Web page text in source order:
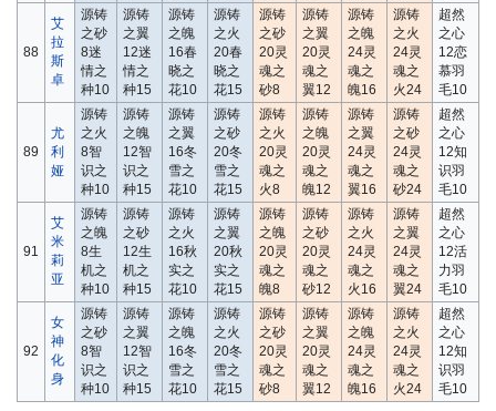
88
艾
拉
斯
卓
源铸
之砂
8迷
情之
种10
源铸
之翼
12迷
情之
种15
源铸
之魄
16春
晓之
花10
源铸
之火
20春
晓之
花15
源铸
之砂
20灵
魂之
砂8
源铸
之翼
20灵
魂之
翼12
源铸
之魄
24灵
魂之
魄16
源铸
之火
24灵
魂之
火24
超然
之心
12恋
慕羽
毛10
89
尤
利
娅
源铸
之火
8智
识之
种10
源铸
之魄
12智
识之
种15
源铸
之翼
16冬
雪之
花10
源铸
之砂
20冬
雪之
花15
源铸
之火
20灵
魂之
火8
源铸
之魄
20灵
魂之
魄12
源铸
之翼
24灵
魂之
翼16
源铸
之砂
24灵
魂之
砂24
超然
之心
12知
识羽
毛10
91
艾
米
莉
亚
源铸
之魄
8生
机之
种10
源铸
之砂
12生
机之
种15
源铸
之火
16秋
实之
花10
源铸
之翼
20秋
实之
花15
源铸
之魄
20灵
魂之
魄8
源铸
之砂
20灵
魂之
砂12
源铸
之火
24灵
魂之
火16
源铸
之翼
24灵
魂之
翼24
超然
之心
12活
力羽
毛10
92
女
神
化
身
源铸
之砂
8智
识之
种10
源铸
之翼
12智
识之
种15
源铸
之魄
16冬
雪之
花10
源铸
之火
20冬
雪之
花15
源铸
之砂
20灵
魂之
砂8
源铸
之翼
20灵
魂之
翼12
源铸
之魄
24灵
魂之
魄16
源铸
之火
24灵
魂之
火24
超然
之心
12知
识羽
毛10